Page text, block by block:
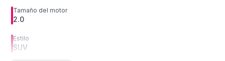
Tamaño del motor
2.0
Estilo
SUV